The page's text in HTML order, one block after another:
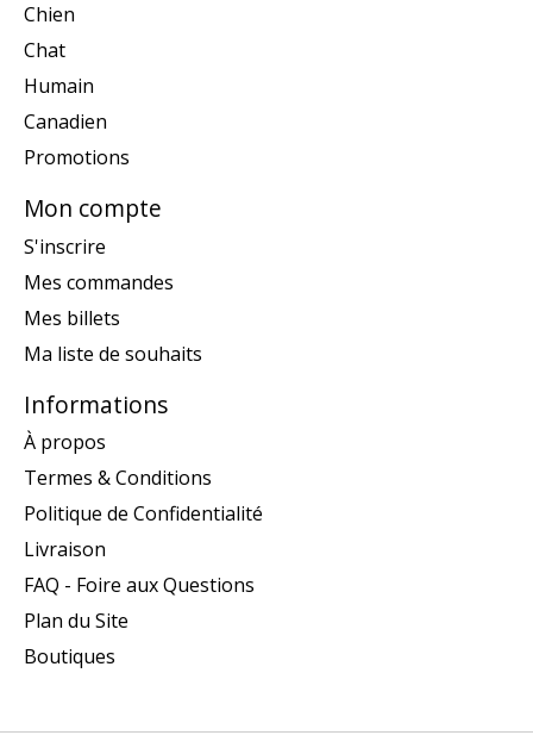
Chien
Chat
Humain
Canadien
Promotions
Mon compte
S'inscrire
Mes commandes
Mes billets
Ma liste de souhaits
Informations
À propos
Termes & Conditions
Politique de Confidentialité
Livraison
FAQ - Foire aux Questions
Plan du Site
Boutiques